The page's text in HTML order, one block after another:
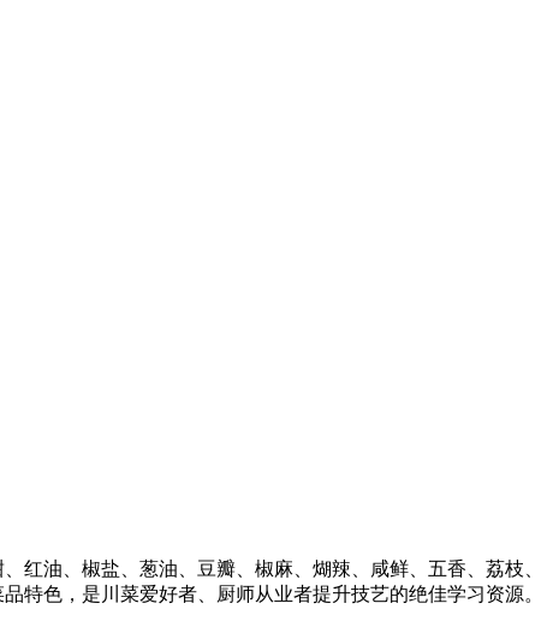
红油、椒盐、葱油、豆瓣、椒麻、煳辣、咸鲜、五香、荔枝、
特色，是川菜爱好者、厨师从业者提升技艺的绝佳学习资源。